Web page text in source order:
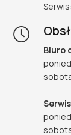
Biuro